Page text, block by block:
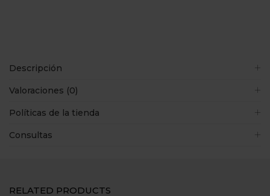
Descripción
Valoraciones (0)
Políticas de la tienda
Consultas
RELATED PRODUCTS